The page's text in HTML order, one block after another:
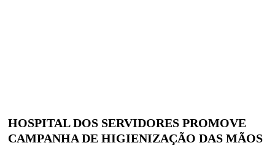
HOSPITAL DOS SERVIDORES PROMOVE
CAMPANHA DE HIGIENIZAÇÃO DAS MÃOS